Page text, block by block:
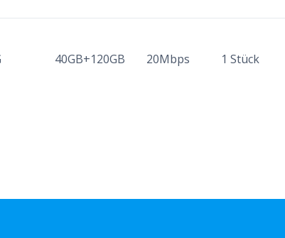
40GB+120GB 20Mbps 1 Stück